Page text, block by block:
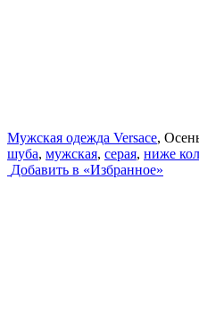
Мужская одежда Versace,
шуба, мужская, серая, ниже
Добавить в «Избранное»